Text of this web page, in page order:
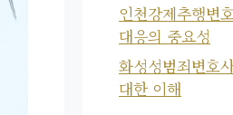
인천강제추행변
대응의 중요성
화성성범죄변호
대한 이해